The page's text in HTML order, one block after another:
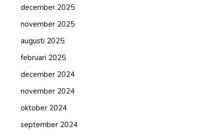
december 2025
november 2025
augusti 2025
februari 2025
december 2024
november 2024
oktober 2024
september 2024